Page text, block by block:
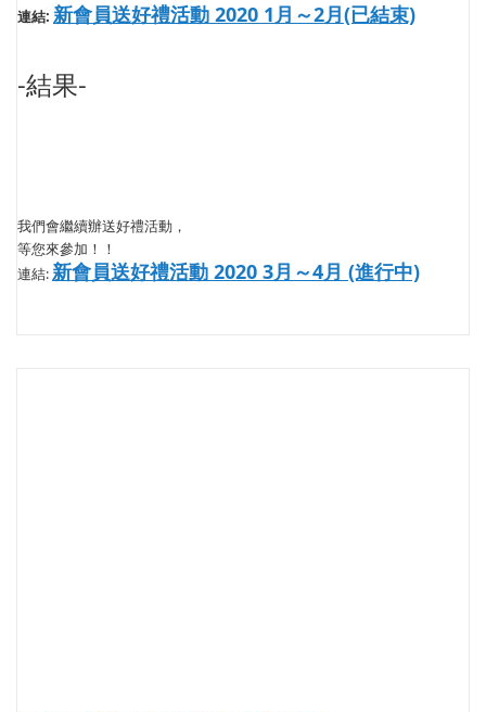
連結: 新會員送好禮活動 2020 1月～2月(已結束)
-結果-
我們會繼續辦送好禮活動，
等您來參加！！
連結:新會員送好禮活動 2020 3月～4月 (進行中)